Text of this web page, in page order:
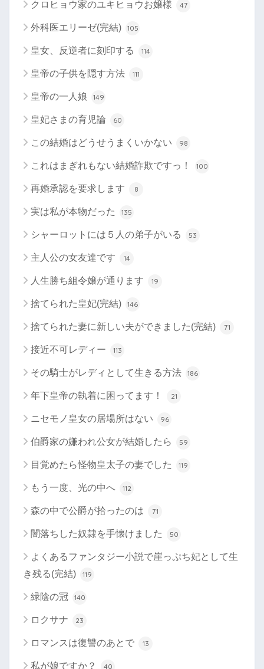
クロヒョウ家のユキヒョウお嬢様 47
外科医エリーゼ(完結) 105
皇女、反逆者に刻印する 114
皇帝の子供を隠す方法 111
皇帝の一人娘 149
皇妃さまの育児論 60
この結婚はどうせうまくいかない 98
これはまぎれもない結婚詐欺ですっ！ 100
再婚承認を要求します 8
実は私が本物だった 135
シャーロットには５人の弟子がいる 53
主人公の女友達です 14
人生勝ち組令嬢が通ります 19
捨てられた皇妃(完結) 146
捨てられた妻に新しい夫ができました(完結) 71
接近不可レディー 113
その騎士がレディとして生きる方法 186
年下皇帝の執着に困ってます！ 21
ニセモノ皇女の居場所はない 96
伯爵家の嫌われ公女が結婚したら 59
目覚めたら怪物皇太子の妻でした 119
もう一度、光の中へ 112
森の中で公爵が拾ったのは 71
闇落ちした奴隷を手懐けました 50
よくあるファンタジー小説で崖っぷち妃として生
き残る(完結)
119
緑陰の冠 140
ロクサナ 23
ロマンスは復讐のあとで 13
私が娘ですか？ 40